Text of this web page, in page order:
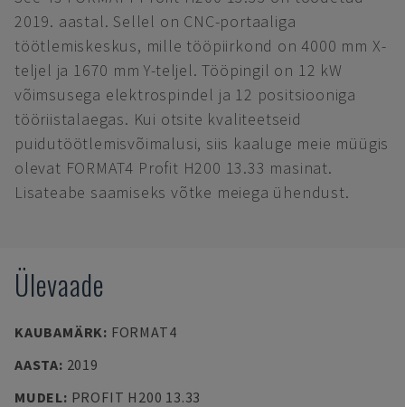
2019. aastal. Sellel on CNC-portaaliga
töötlemiskeskus, mille tööpiirkond on 4000 mm X-
teljel ja 1670 mm Y-teljel. Tööpingil on 12 kW
võimsusega elektrospindel ja 12 positsiooniga
tööriistalaegas. Kui otsite kvaliteetseid
puidutöötlemisvõimalusi, siis kaaluge meie müügis
olevat FORMAT4 Profit H200 13.33 masinat.
Lisateabe saamiseks võtke meiega ühendust.
Ülevaade
KAUBAMÄRK: FORMAT4
AASTA: 2019
MUDEL: PROFIT H200 13.33